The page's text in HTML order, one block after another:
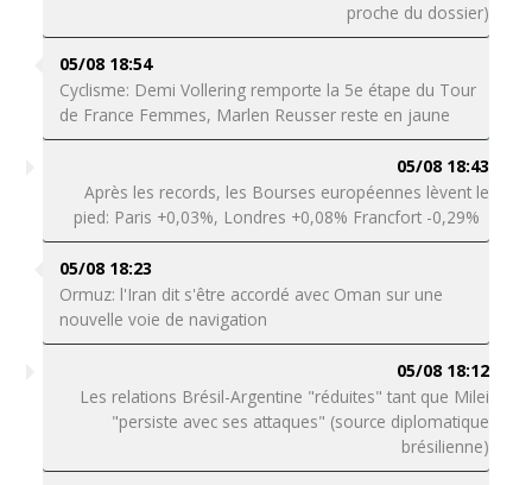
proche du dossier)
05/08 18:54
Cyclisme: Demi Vollering remporte la 5e étape du Tour
de France Femmes, Marlen Reusser reste en jaune
05/08 18:43
Après les records, les Bourses européennes lèvent le
pied: Paris +0,03%, Londres +0,08% Francfort -0,29%
05/08 18:23
Ormuz: l'Iran dit s'être accordé avec Oman sur une
nouvelle voie de navigation
05/08 18:12
Les relations Brésil-Argentine "réduites" tant que Milei
"persiste avec ses attaques" (source diplomatique
brésilienne)